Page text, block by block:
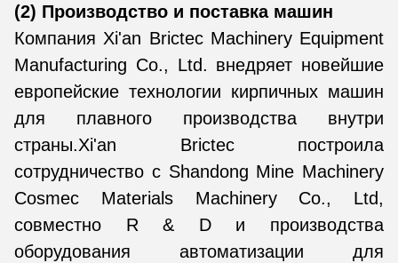
(2) Производство и поставка машин
Компания Xi'an Brictec Machinery Equipment
Manufacturing Co., Ltd. внедряет новейшие
европейские технологии кирпичных машин
для плавного производства внутри
страны.Xi'an Brictec построила
сотрудничество с Shandong Mine Machinery
Cosmec Materials Machinery Co., Ltd,
совместно R & D и производства
оборудования автоматизации для